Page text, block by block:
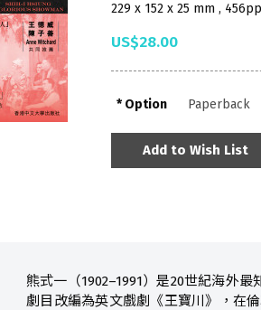
229 x 152 x 25 mm , 456pp
US$28.00
Option
Add to Wish List
熊式一（1902–1991）是20世紀海外
劇目改編為英文戲劇《王寶川》，在